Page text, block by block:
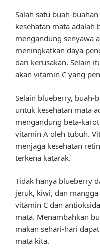
Salah satu buah-
kesehatan mata adalah
mengandung senyawa
meningkatkan daya
dari kerusakan. Selain
akan vitamin C yang
Selain blueberry, buah-
untuk kesehatan mata
mengandung beta-
vitamin A oleh tubuh.
menjaga kesehatan
terkena katarak.
Tidak hanya blueberry
jeruk, kiwi, dan
vitamin C dan
mata. Menambahkan
makan sehari-hari
mata kita.